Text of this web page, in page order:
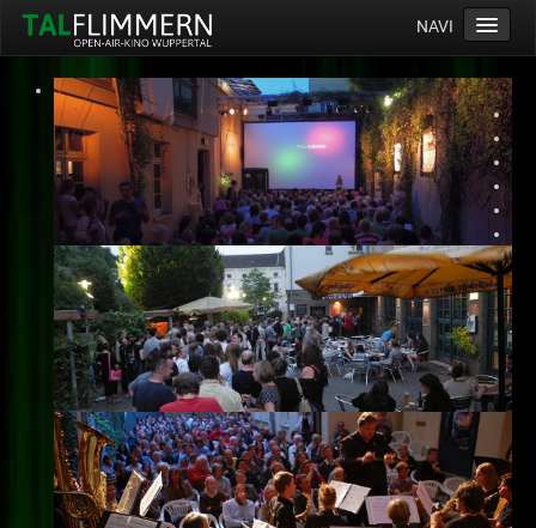
NAVI
Home
Programm
Service
Ticketinfos
Ort
Anreise
Wetter
Kinogutschein
Konzept
Archiv
Kontakt